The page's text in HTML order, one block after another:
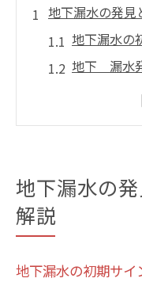
地下漏水の発見
地下漏水の
地下 漏水
見積もり
地下漏水見
地下漏水を
地下漏水の
解説
地下漏水の初期サ